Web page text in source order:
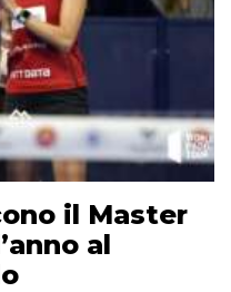
il Master
al